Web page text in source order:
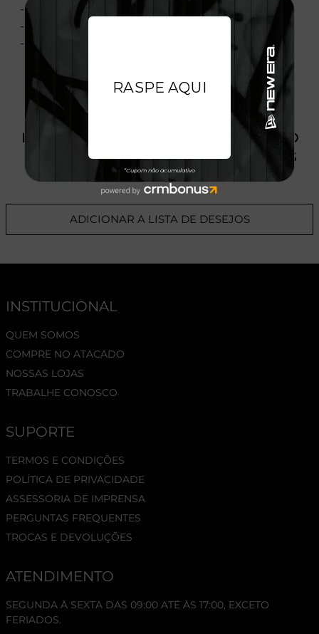
- 100% Algodão
- Nacional
- Licença Oficial
PRODUTO SEM ESTOQUE DÍSPONÍVEL NO
SITE, CONSULTE A DISPONIBILIDADE NAS
LOJAS
ADICIONAR A LISTA DE DESEJOS
INSTITUCIONAL
QUEM SOMOS
COMPRE NO ATACADO
NOSSAS LOJAS
TRABALHE CONOSCO
SUPORTE
TERMOS E CONDIÇÕES
POLÍTICA DE PRIVACIDADE
ASSESSORIA DE IMPRENSA
PERGUNTAS FREQUENTES
TROCAS E DEVOLUÇÕES
ATENDIMENTO
SEGUNDA À SEXTA DAS 09:00 ATÉ ÀS 17:00, EXCETO
FERIADOS.